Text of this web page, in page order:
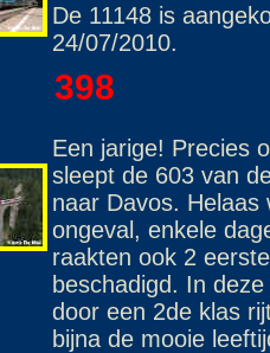
De 11148 is
24/07/2010.
398
Een jarige! Precies
sleept de 603 van
naar Davos. Helaas
ongeval, enkele
raakten ook 2
beschadigd. In
door een 2de klas
bijna de mooie